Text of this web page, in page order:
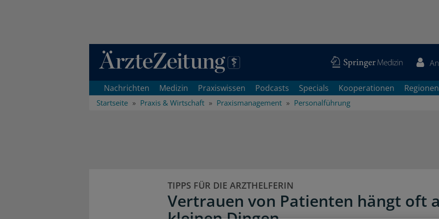
Direkt zum Inhaltsbereich
Nachrichten Medizin Praxiswissen Podcasts Specials Kooperationen Regionen
Startseite Praxis & Wirtschaft Praxismanagement Personalführung
TIPPS FÜR DIE ARZTHELFERIN
Vertrauen von Patienten hängt oft